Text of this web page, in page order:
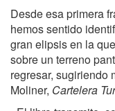
Desde esa primera
hemos sentido
gran elipsis en la
sobre un terreno
regresar,
Moliner, Cartelera